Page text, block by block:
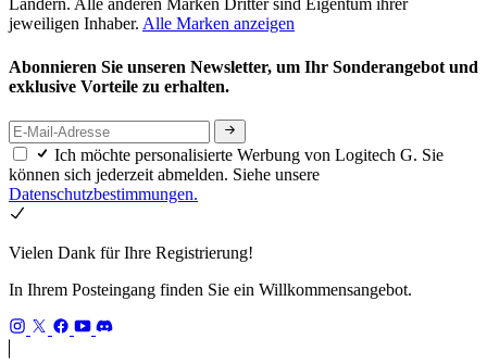
Ländern. Alle anderen Marken Dritter sind Eigentum ihrer
jeweiligen Inhaber. Alle Marken anzeigen
Abonnieren Sie unseren Newsletter, um Ihr Sonderangebot und
exklusive Vorteile zu erhalten.
Ich möchte personalisierte Werbung von Logitech G. Sie
können sich jederzeit abmelden. Siehe unsere
Datenschutzbestimmungen.
Vielen Dank für Ihre Registrierung!
In Ihrem Posteingang finden Sie ein Willkommensangebot.